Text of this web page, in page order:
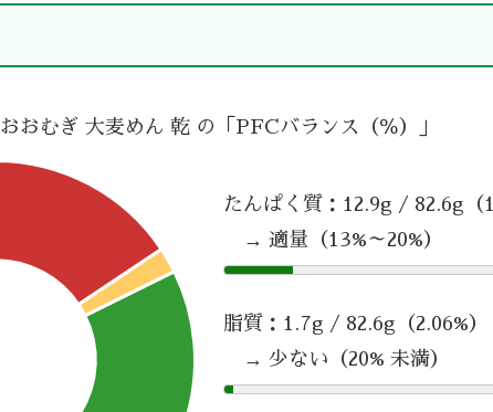
おおむぎ 大麦めん 乾 の「PFCバランス（％）」
たんぱく質：12.9g / 82.6g（
→ 適量（13%～20%）
脂質：1.7g / 82.6g（2.06%）
→ 少ない（20% 未満）